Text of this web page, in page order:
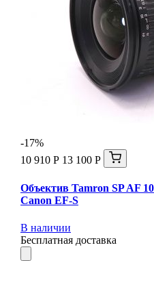
-17%
10 910 Р 13 100 Р
Объектив Tamron SP AF
Canon EF-S
В наличии
Бесплатная доставка